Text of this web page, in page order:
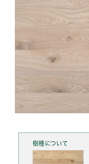
樹種について